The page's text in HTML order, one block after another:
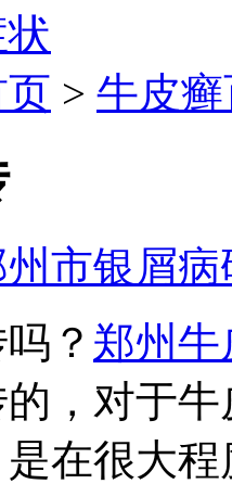
> 牛皮
州市银屑病
？ 郑州
，对于
在很大